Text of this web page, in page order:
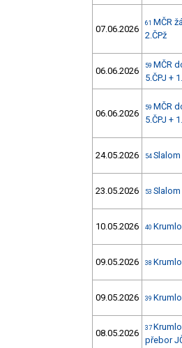
07.06.2026
61 MČR
2.ČPž
06.06.2026 59 MČR
5.ČPJ +
06.06.2026
59 MČR
5.ČPJ +
24.05.2026 54
23.05.2026 53
10.05.2026 40
09.05.2026 38
09.05.2026 39
08.05.2026 37
přebor